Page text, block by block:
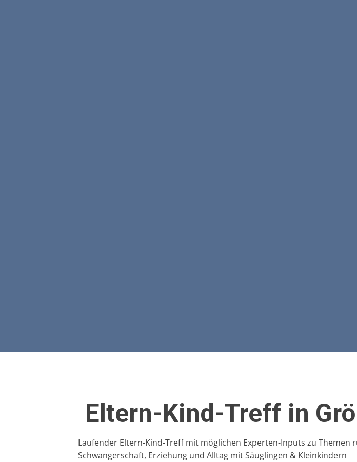
Eltern-Kind-Treff in
Laufender Eltern-Kind-Treff mit möglichen Experten-Inputs zu Themen
Schwangerschaft, Erziehung und Alltag mit Säuglingen & Kleinkindern